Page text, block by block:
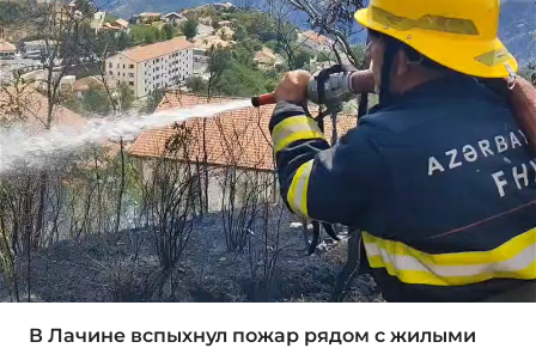
В Лачине вспыхнул пожар рядом с жилыми